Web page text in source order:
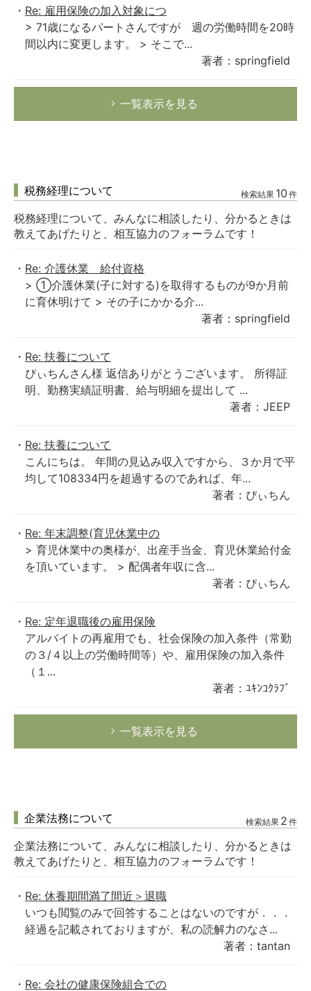
Re: 雇用保険の加入対象につ
> 71歳になるパートさんですが 週の労働時間を20時
間以内に変更します。 > そこで...
著者：springfield
一覧表示を見る
税務経理について 検索結果 10 件
税務経理について、みんなに相談したり、分かるときは
教えてあげたりと、相互協力のフォーラムです！
Re: 介護休業 給付資格
> ①介護休業(子に対する)を取得するものが9か月前
に育休明けて > その子にかかる介...
著者：springfield
Re: 扶養について
ぴぃちんさん様 返信ありがとうございます。 所得証
明、勤務実績証明書、給与明細を提出して ...
著者：JEEP
Re: 扶養について
こんにちは。 年間の見込み収入ですから、３か月で平
均して108334円を超過するのであれば、年...
著者：ぴぃちん
Re: 年末調整(育児休業中の
> 育児休業中の奥様が、出産手当金、育児休業給付金
を頂いています。 > 配偶者年収に含...
著者：ぴぃちん
Re: 定年退職後の雇用保険
アルバイトの再雇用でも、社会保険の加入条件（常勤
の３/４以上の労働時間等）や、雇用保険の加入条件
（１...
著者：ﾕｷﾝｺｸﾗﾌﾞ
一覧表示を見る
企業法務について 検索結果 2 件
企業法務について、みんなに相談したり、分かるときは
教えてあげたりと、相互協力のフォーラムです！
Re: 休養期間満了間近＞退職
いつも閲覧のみで回答することはないのですが．．．
経過を記載されておりますが、私の読解力のなさ...
著者：tantan
Re: 会社の健康保険組合での